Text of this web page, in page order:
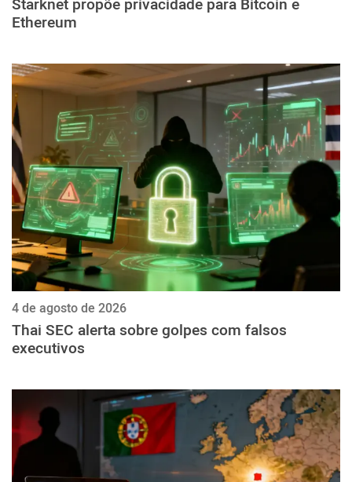
Starknet propõe privacidade para Bitcoin e
Ethereum
4 de agosto de 2026
Thai SEC alerta sobre golpes com falsos
executivos